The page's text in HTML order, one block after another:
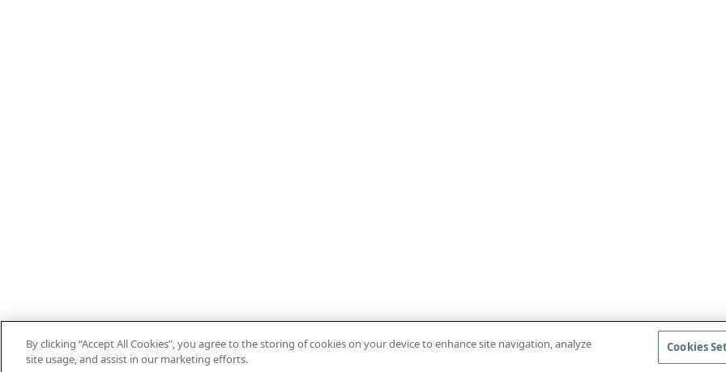
ENDEESFR PT THEIFAB.COM ACESSAR AS
By clicking “Accept All Cookies”, you agree to the storing of cookies on your device to enhance site navigation, analyze
site usage, and assist in our marketing efforts.
Cookies